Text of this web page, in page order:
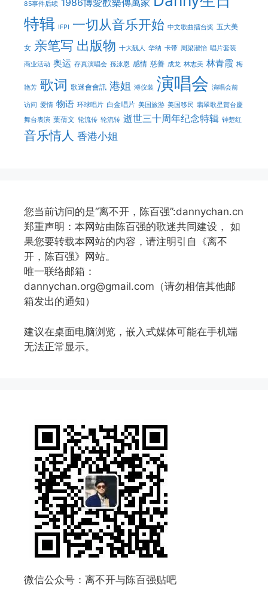
85事件后续 1986博愛歡樂傳萬家
特辑 IFPI 一切从音乐开始 中文歌曲擂台奖 五大美
女 亲笔写 出版物 十大靓人 华纳 卡带 周梁淑怡 唱片套装
商业活动 奥运 存真演唱会 孫泳恩 感情 慈善 成龙 林志美 林青霞 梅
艳芳 歌词 歌迷會會訊 港姐 溥仪装 演唱会 演唱会前
访问 爱情 物语 环球唱片 白金唱片 美国旅游 美国移民 翡翠歌星賀台慶
舞台表演 葉蒨文 轮流传 轮流转 逝世三十周年纪念特辑 钟楚红
音乐情人 香港小姐
您当前访问的是“离不开，陈百强”:dannychan.cn
郑重声明：本网站由陈百强的歌迷共同建设， 如
果您要转载本网站的内容，请注明引自《离不
开，陈百强》网站。
唯一联络邮箱：
dannychan.org@gmail.com（请勿相信其他邮
箱发出的通知）
建议在桌面电脑浏览，嵌入式媒体可能在手机端
无法正常显示。
微信公众号：离不开与陈百强贴吧